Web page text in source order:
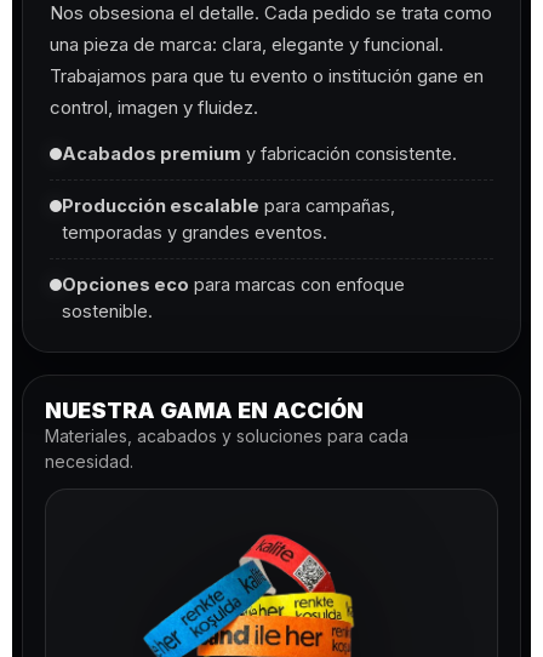
Nos obsesiona el detalle. Cada pedido se trata como
una pieza de marca: clara, elegante y funcional.
Trabajamos para que tu evento o institución gane en
control, imagen y fluidez.
Acabados premium y fabricación consistente.
Producción escalable para campañas,
temporadas y grandes eventos.
Opciones eco para marcas con enfoque
sostenible.
NUESTRA GAMA EN ACCIÓN
Materiales, acabados y soluciones para cada
necesidad.